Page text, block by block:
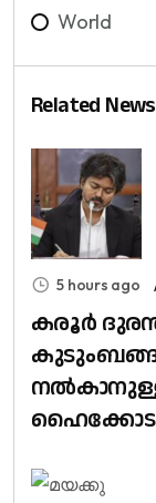
World
Related News
5 hours ago
കരൂർ
നൽകാനുള്ള